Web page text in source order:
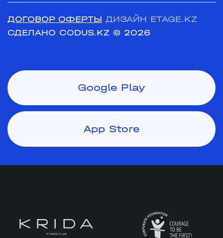
ДОГОВОР ОФЕРТЫ ДИЗАЙН ETAGE.KZ
СДЕЛАНО CODUS.KZ © 2026
Google Play
App Store